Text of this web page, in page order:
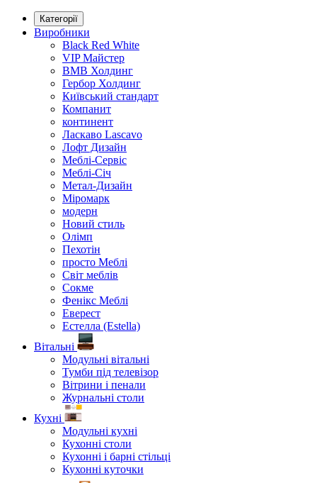
Категорії
Виробники
Black Red White
VIP Майстер
ВМВ Холдинг
Гербор Холдинг
Київський стандарт
Компанит
континент
Ласкаво Lascavo
Лофт Дизайн
Меблі-Сервіс
Меблі-Січ
Метал-Дизайн
Міромарк
модерн
Новий стиль
Олімп
Пехотін
просто Меблі
Світ меблів
Сокме
Фенікс Меблі
Еверест
Естелла (Estella)
Вітальні
Модульні вітальні
Тумби під телевізор
Вітрини і пенали
Журнальні столи
Кухні
Модульні кухні
Кухонні столи
Кухонні і барні стільці
Кухонні куточки